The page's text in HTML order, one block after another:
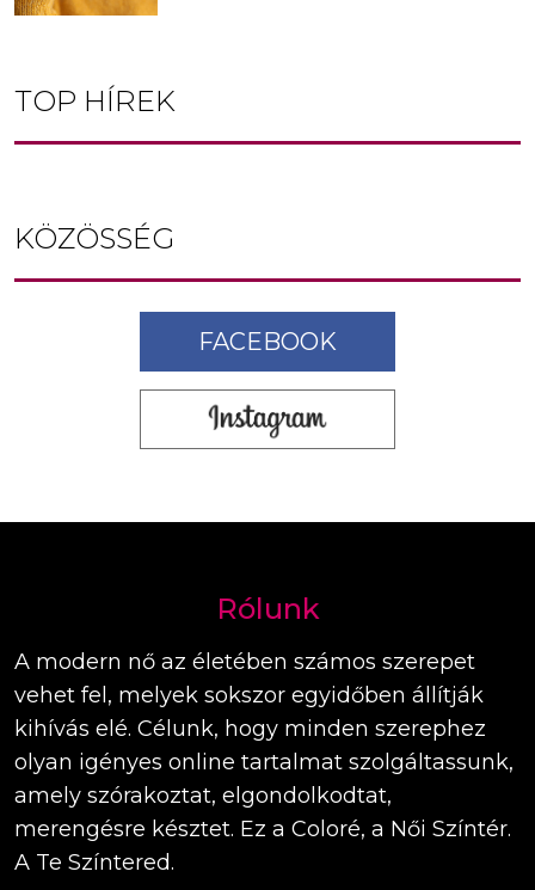
TOP HÍREK
KÖZÖSSÉG
FACEBOOK
Rólunk
A modern nő az életében számos szerepet
vehet fel, melyek sokszor egyidőben állítják
kihívás elé. Célunk, hogy minden szerephez
olyan igényes online tartalmat szolgáltassunk,
amely szórakoztat, elgondolkodtat,
merengésre késztet. Ez a Coloré, a Női Színtér.
A Te Színtered.